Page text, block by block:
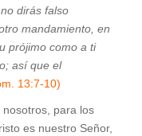
dirás falso
mandamiento, en
prójimo como a ti
así que el
13:7-10)
para los
es nuestro Señor,